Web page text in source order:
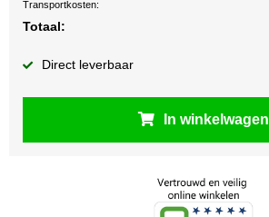
Transportkosten:
Totaal:
Direct leverbaar
In winkelwagen